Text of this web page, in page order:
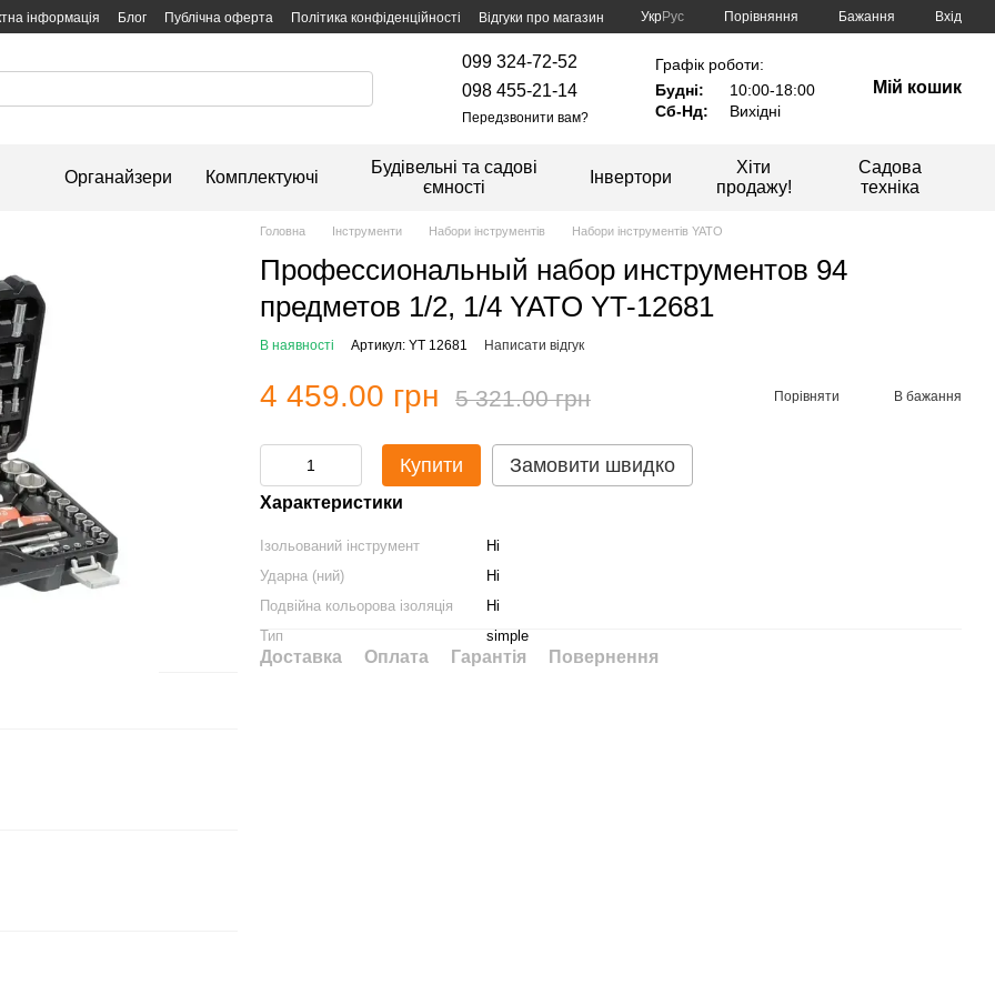
інформація Блог Публічна оферта Політика конфіденційності Відгуки про магазин УкрРус Порівняння Бажання Вхід
099 324-72-52
098 455-21-14
Передзвонити вам?
Графік роботи:
Будні:
10:00-18:00
Сб-Нд:
Вихідні
Мій кошик
Органайзери Комплектуючі
Будівельні та садові
ємності
Інвертори
Хіти
продажу!
Садова
техніка
Головна Інструменти Набори інструментів Набори інструментів YATO
Профессиональный набор инструментов 94
предметов 1/2, 1/4 YATO YT-12681
В наявності Артикул: YT 12681 Написати відгук
4 459.00 грн 5 321.00 грн Порівняти В бажання
Купити Замовити швидко
Характеристики
Ізольований інструмент
Ні
Ударна (ний)
Ні
Подвійна кольорова ізоляція
Ні
Тип
simple
Доставка Оплата Гарантія Повернення